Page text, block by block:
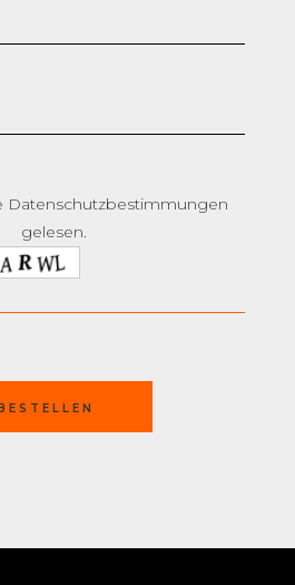
Datenschutzbestimmungen
gelesen.